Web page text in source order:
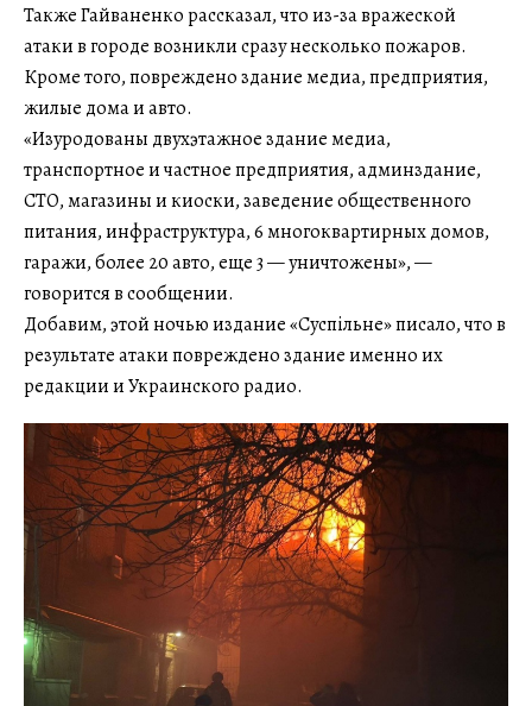
Также Гайваненко рассказал, что из-за вражеской
атаки в городе возникли сразу несколько пожаров.
Кроме того, повреждено здание медиа, предприятия,
жилые дома и авто.
«Изуродованы двухэтажное здание медиа,
транспортное и частное предприятия, админздание,
СТО, магазины и киоски, заведение общественного
питания, инфраструктура, 6 многоквартирных домов,
гаражи, более 20 авто, еще 3 — уничтожены», —
говорится в сообщении.
Добавим, этой ночью издание «Суспільне» писало, что в
результате атаки повреждено здание именно их
редакции и Украинского радио.